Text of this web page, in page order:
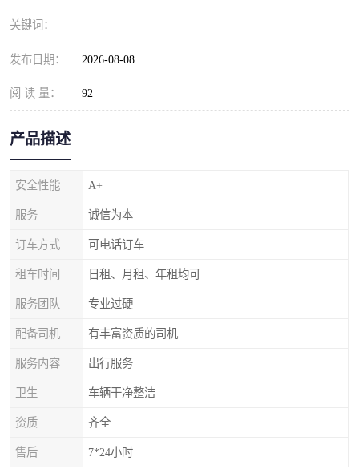
关键词：
发布日期： 2026-08-08
阅 读 量： 92
产品描述
安全性能 A+
服务 诚信为本
订车方式 可电话订车
租车时间 日租、月租、年租均可
服务团队 专业过硬
配备司机 有丰富资质的司机
服务内容 出行服务
卫生 车辆干净整洁
资质 齐全
售后 7*24小时